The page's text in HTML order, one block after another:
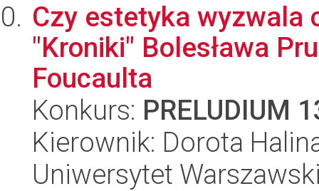
Czy estetyka wyzwala
"Kroniki" Bolesława
Foucaulta
Konkurs: PRELUDIUM
Kierownik: Dorota
Uniwersytet